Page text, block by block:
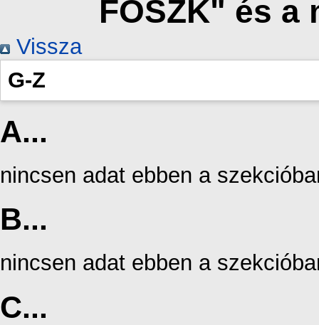
FOSZK" és a
Vissza
G-Z
A...
nincsen adat ebben a
B...
nincsen adat ebben a
C...